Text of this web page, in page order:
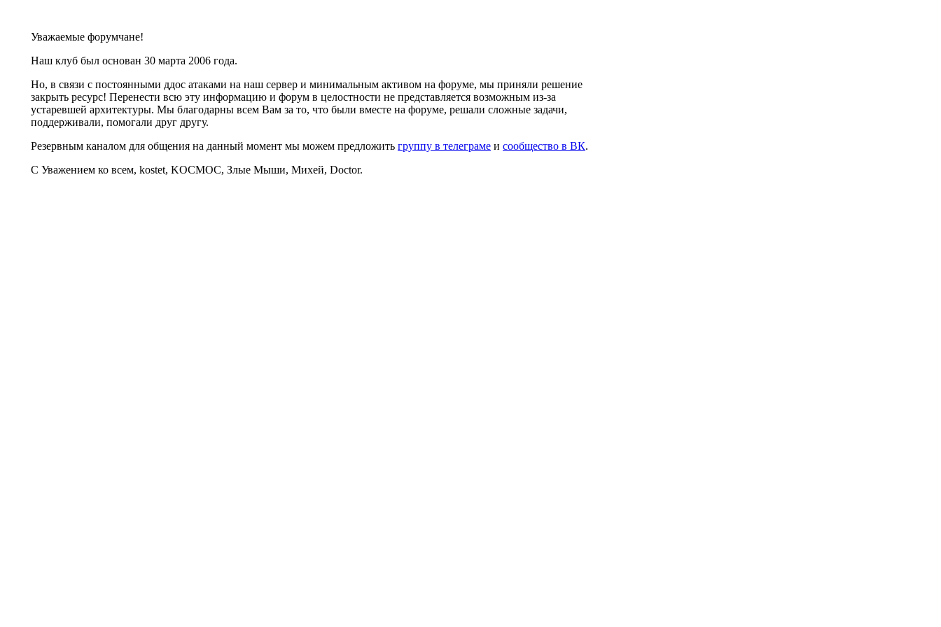
Уважаемые форумчане!
Наш клуб был основан 30 марта 2006 года.
Но, в связи с постоянными ддос атаками на наш сервер и минимальным активом на форуме, мы приняли решение
закрыть ресурс! Перенести всю эту информацию и форум в целостности не представляется возможным из-за
устаревшей архитектуры. Мы благодарны всем Вам за то, что были вместе на форуме, решали сложные задачи,
поддерживали, помогали друг другу.
Резервным каналом для общения на данный момент мы можем предложить группу в телеграме и сообщество в ВК.
С Уважением ко всем, kostet, KOCMOC, Злые Мыши, Михей, Doctor.